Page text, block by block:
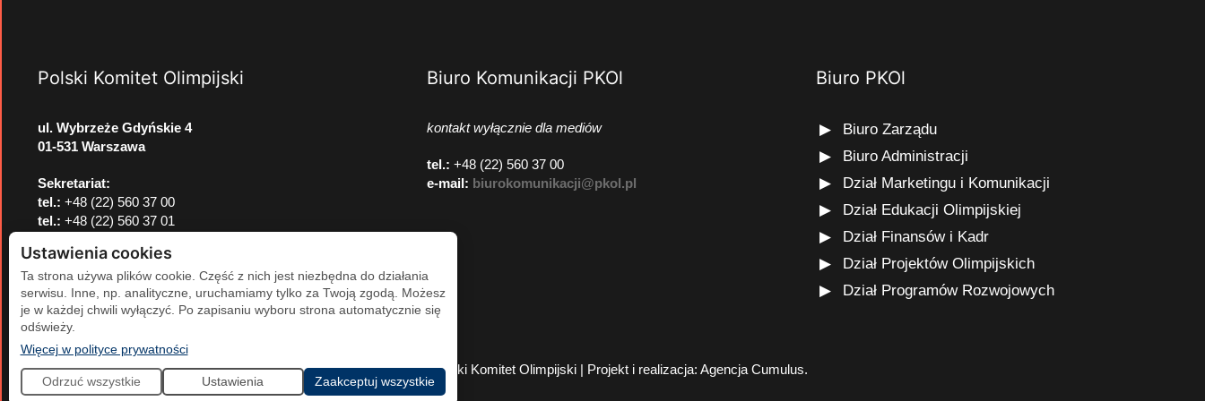
Polski Komitet Olimpijski
ul. Wybrzeże Gdyńskie 4
01-531 Warszawa
Sekretariat:
tel.: +48 (22) 560 37 00
tel.: +48 (22) 560 37 01
Biuro Komunikacji PKOl
kontakt wyłącznie dla mediów
tel.: +48 (22) 560 37 00
e-mail: biurokomunikacji@pkol.pl
Biuro PKOl
Biuro Zarządu
Biuro Administracji
Dział Marketingu i Komunikacji
Dział Edukacji Olimpijskiej
Dział Finansów i Kadr
Dział Projektów Olimpijskich
Dział Programów Rozwojowych
2026 Polski Komitet Olimpijski | Projekt i realizacja: Agencja Cumulus.
Ustawienia cookies
Ta strona używa plików cookie. Część z nich jest niezbędna do działania
serwisu. Inne, np. analityczne, uruchamiamy tylko za Twoją zgodą. Możesz
je w każdej chwili wyłączyć. Po zapisaniu wyboru strona automatycznie się
odświeży.
Więcej w polityce prywatności(otwiera się w nowej karcie)
Odrzuć wszystkie Ustawienia Zaakceptuj wszystkie